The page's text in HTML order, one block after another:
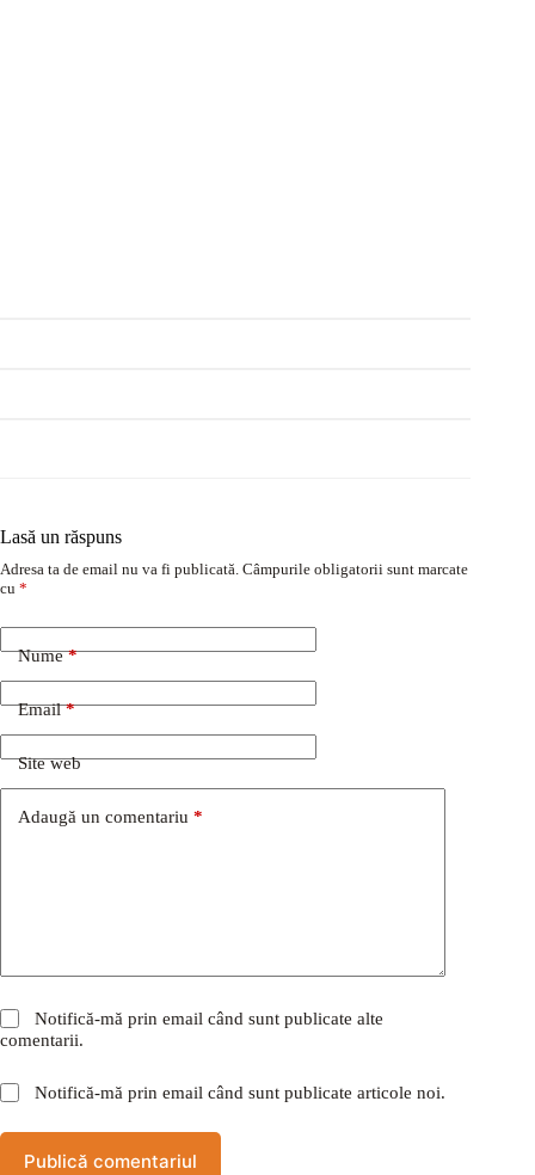
Lasă un răspuns
Adresa ta de email nu va fi publicată. Câmpurile obligatorii sunt marcate
cu *
Nume*
Email*
Site web
Adaugă un comentariu *
Notifică-mă prin email când sunt publicate alte
comentarii.
Notifică-mă prin email când sunt publicate articole noi.
Publică comentariul